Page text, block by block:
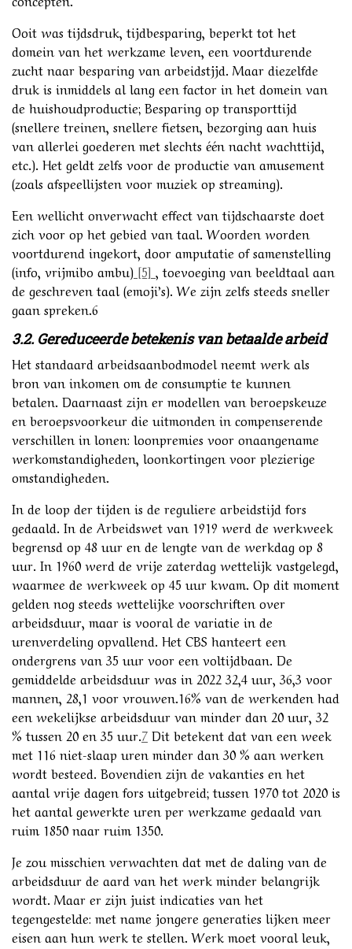
Ooit was tijdsdruk, tijdbesparing, beperkt tot het
domein van het werkzame leven, een voortdurende
zucht naar besparing van arbeidstjjd. Maar diezelfde
druk is inmiddels al lang een factor in het domein van
de huishoudproductie; Besparing op transporttijd
(snellere treinen, snellere fietsen, bezorging aan huis
van allerlei goederen met slechts één nacht wachttijd,
etc.). Het geldt zelfs voor de productie van amusement
(zoals afspeellijsten voor muziek op streaming).
Een wellicht onverwacht effect van tijdschaarste doet
zich voor op het gebied van taal. Woorden worden
voortdurend ingekort, door amputatie of samenstelling
(info, vrijmibo ambu) [5] , toevoeging van beeldtaal aan
de geschreven taal (emoji’s). We zijn zelfs steeds sneller
gaan spreken.6
3.2. Gereduceerde betekenis van betaalde arbeid
Het standaard arbeidsaanbodmodel neemt werk als
bron van inkomen om de consumptie te kunnen
betalen. Daarnaast zijn er modellen van beroepskeuze
en beroepsvoorkeur die uitmonden in compenserende
verschillen in lonen: loonpremies voor onaangename
werkomstandigheden, loonkortingen voor plezierige
omstandigheden.
In de loop der tijden is de reguliere arbeidstijd fors
gedaald. In de Arbeidswet van 1919 werd de werkweek
begrensd op 48 uur en de lengte van de werkdag op 8
uur. In 1960 werd de vrije zaterdag wettelijk vastgelegd,
waarmee de werkweek op 45 uur kwam. Op dit moment
gelden nog steeds wettelijke voorschriften over
arbeidsduur, maar is vooral de variatie in de
urenverdeling opvallend. Het CBS hanteert een
ondergrens van 35 uur voor een voltijdbaan. De
gemiddelde arbeidsduur was in 2022 32,4 uur, 36,3 voor
mannen, 28,1 voor vrouwen.16% van de werkenden had
een wekelijkse arbeidsduur van minder dan 20 uur, 32
% tussen 20 en 35 uur.7 Dit betekent dat van een week
met 116 niet-slaap uren minder dan 30 % aan werken
wordt besteed. Bovendien zijn de vakanties en het
aantal vrije dagen fors uitgebreid; tussen 1970 tot 2020 is
het aantal gewerkte uren per werkzame gedaald van
ruim 1850 naar ruim 1350.
Je zou misschien verwachten dat met de daling van de
arbeidsduur de aard van het werk minder belangrijk
wordt. Maar er zijn juist indicaties van het
tegengestelde: met name jongere generaties lijken meer
eisen aan hun werk te stellen. Werk moet vooral leuk,